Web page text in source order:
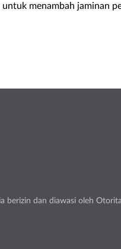
menambah jaminan
berizin dan diawasi oleh